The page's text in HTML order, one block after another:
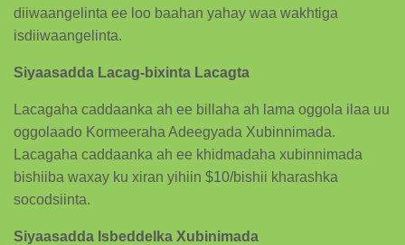
diiwaangelinta ee loo baahan yahay waa wakhtiga
isdiiwaangelinta.
Siyaasadda Lacag-bixinta Lacagta
Lacagaha caddaanka ah ee billaha ah lama oggola ilaa uu
oggolaado Kormeeraha Adeegyada Xubinnimada.
Lacagaha caddaanka ah ee khidmadaha xubinnimada
bishiiba waxay ku xiran yihiin $10/bishii kharashka
socodsiinta.
Siyaasadda Isbeddelka Xubinimada